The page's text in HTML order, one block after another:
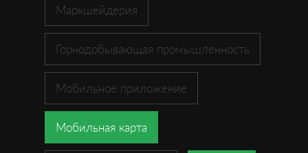
Маркшейдерия
Горнодобывающая промышленность
Мобильное приложение
Мобильная карта